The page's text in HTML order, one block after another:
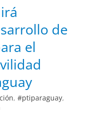
de
el
, #ptiparaguay,